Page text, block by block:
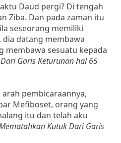
Daud pergi? Di tengah
Ziba. Dan pada zaman itu
seseorang memiliki
datang membawa
membawa sesuatu kepada
Garis Keturunan hal 65
pembicaraannya,
Mefiboset, orang yang
itu dan telah aku
Kutuk Dari Garis